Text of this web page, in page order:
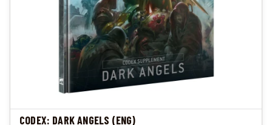
CODEX: DARK ANGELS (ENG)